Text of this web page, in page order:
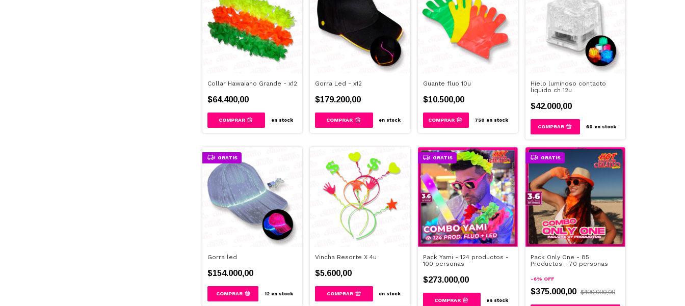
Collar Hawaiano Grande - x12
$64.400,00
en stock
Gorra Led - x12
$179.200,00
en stock
Guante fluo 10u
$10.500,00
750 en stock
Hielo luminoso contacto
liquido ch 12u
$42.000,00
60 en stock
GRATIS
Gorra led
$154.000,00
COMPRAR 12en stock
Vincha Resorte X 4u
$5.600,00
COMPRAR en stock
GRATIS
Pack Yami - 124 productos -
100 personas
$273.000,00
en stock
GRATIS
Pack Only One - 85
Productos - 70 personas
-6% OFF
$375.000,00 $400.000,00